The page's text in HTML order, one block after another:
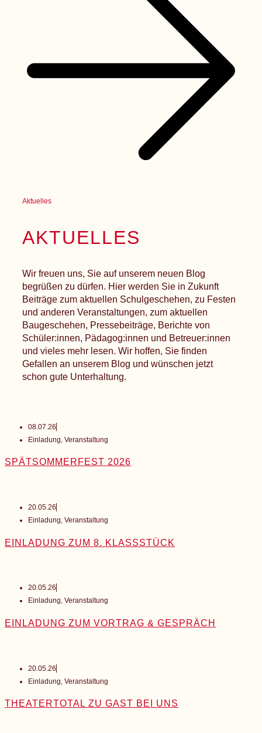
Aktuelles
AKTUELLES
Wir freuen uns, Sie auf unserem neuen Blog
begrüßen zu dürfen. Hier werden Sie in Zukunft
Beiträge zum aktuellen Schulgeschehen, zu Festen
und anderen Veranstaltungen, zum aktuellen
Baugeschehen, Pressebeiträge, Berichte von
Schüler:innen, Pädagog:innen und Betreuer:innen
und vieles mehr lesen. Wir hoffen, Sie finden
Gefallen an unserem Blog und wünschen jetzt
schon gute Unterhaltung.
08.07.26
Einladung, Veranstaltung
SPÄTSOMMERFEST 2026
20.05.26
Einladung, Veranstaltung
EINLADUNG ZUM 8. KLASSSTÜCK
20.05.26
Einladung, Veranstaltung
EINLADUNG ZUM VORTRAG & GESPRÄCH
20.05.26
Einladung Veranstaltung
THEATERTOTAL ZU GAST BEI UNS